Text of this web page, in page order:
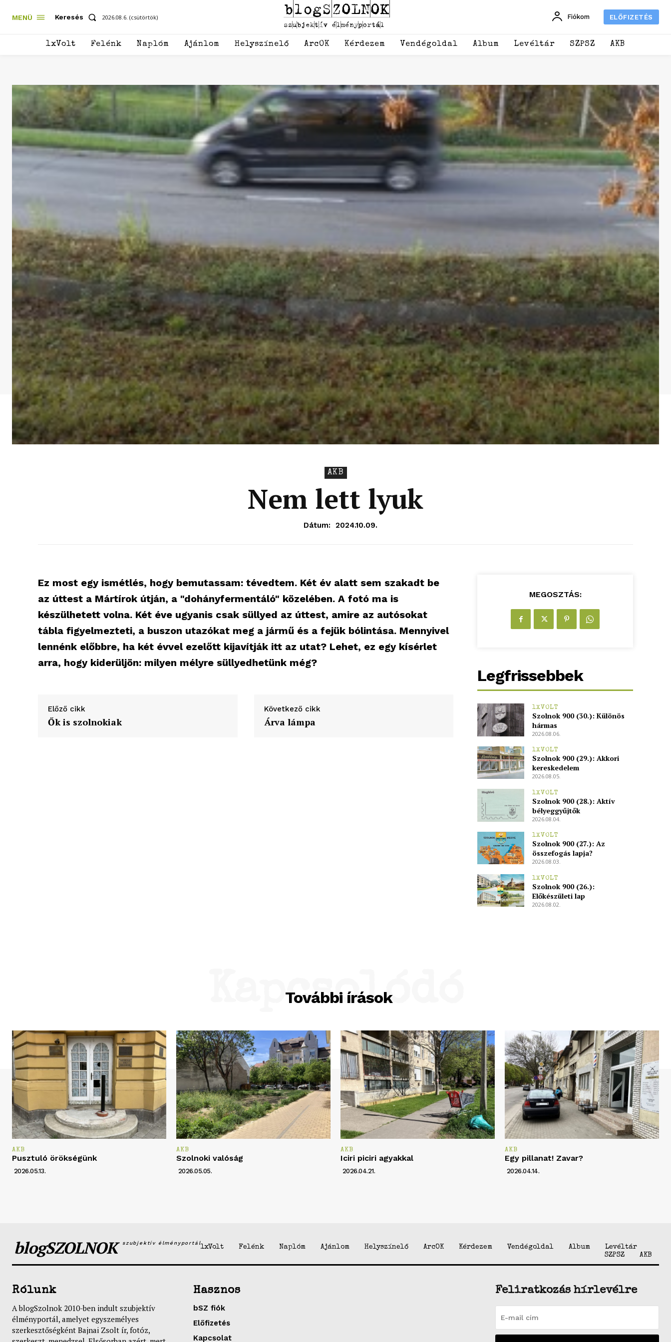
blogSZOLNOK
szubjektív
MENÜ Keresés 2026.08.6. (csütörtök) Fiókom ELŐFIZETÉS
1xVolt Felénk Naplóm Ajánlom Helyszínelő ArcOK Kérdezem Vendégoldal Album Levéltár SZPSZ AKB
AKB
Nem lett lyuk
Dátum: 2024.10.09.
Ez most egy ismétlés, hogy bemutassam: tévedtem. Két év alatt sem szakadt be
az úttest a Mártírok útján, a "dohányfermentáló" közelében. A fotó ma is
készülhetett volna. Két éve ugyanis csak süllyed az úttest, amire az autósokat
tábla figyelmezteti, a buszon utazókat meg a jármű és a fejük bólintása. Mennyivel
lennénk előbbre, ha két évvel ezelőtt kijavítják itt az utat? Lehet, ez egy kísérlet
arra, hogy kiderüljön: milyen mélyre süllyedhetünk még?
Előző cikk
Ők is szolnokiak
Következő cikk
Árva lámpa
MEGOSZTÁS:
Legfrissebbek
1XVOLT
Szolnok 900 (30.): Különös
hármas
2026.08.06.
1XVOLT
Szolnok 900 (29.): Akkori
kereskedelem
2026.08.05.
1XVOLT
Szolnok 900 (28.): Aktív
bélyeggyűjtők
2026.08.04.
1XVOLT
Szolnok 900 (27.): Az
összefogás lapja?
2026.08.03.
1XVOLT
Szolnok 900 (26.):
Előkészületi lap
2026.08.02.
További írások
Kapcsolódó
AKB
Pusztuló örökségünk
2026.05.13.
AKB
Szolnoki valóság
2026.05.05.
AKB
Iciri piciri agyakkal
2026.04.21.
AKB
Egy pillanat! Zavar?
2026.04.14.
blogSZOLNOK szubjektív élményportál
1xVolt Felénk Naplóm Ajánlom Helyszínelő ArcOK Kérdezem Vendégoldal Album
Levéltár
SZPSZ
AKB
Rólunk
A blogSzolnok 2010-ben indult szubjektív
élményportál, amelyet egyszemélyes
szerkesztőségként Bajnai Zsolt ír, fotóz,
Hasznos
bSZ fiók
Előfizetés
Kapcsolat
Feliratkozás hírlevélre